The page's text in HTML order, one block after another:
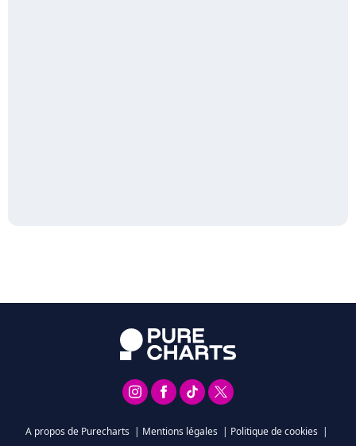
A propos de Purecharts | Mentions légales | Politique de cookies |